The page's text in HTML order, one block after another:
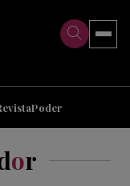
Poder
or